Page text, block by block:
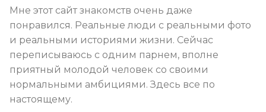
Мне этот сайт знакомств очень даже
понравился. Реальные люди с реальными фото
и реальными историями жизни. Сейчас
переписываюсь с одним парнем, вполне
приятный молодой человек со своими
нормальными амбициями. Здесь все по
настоящему.